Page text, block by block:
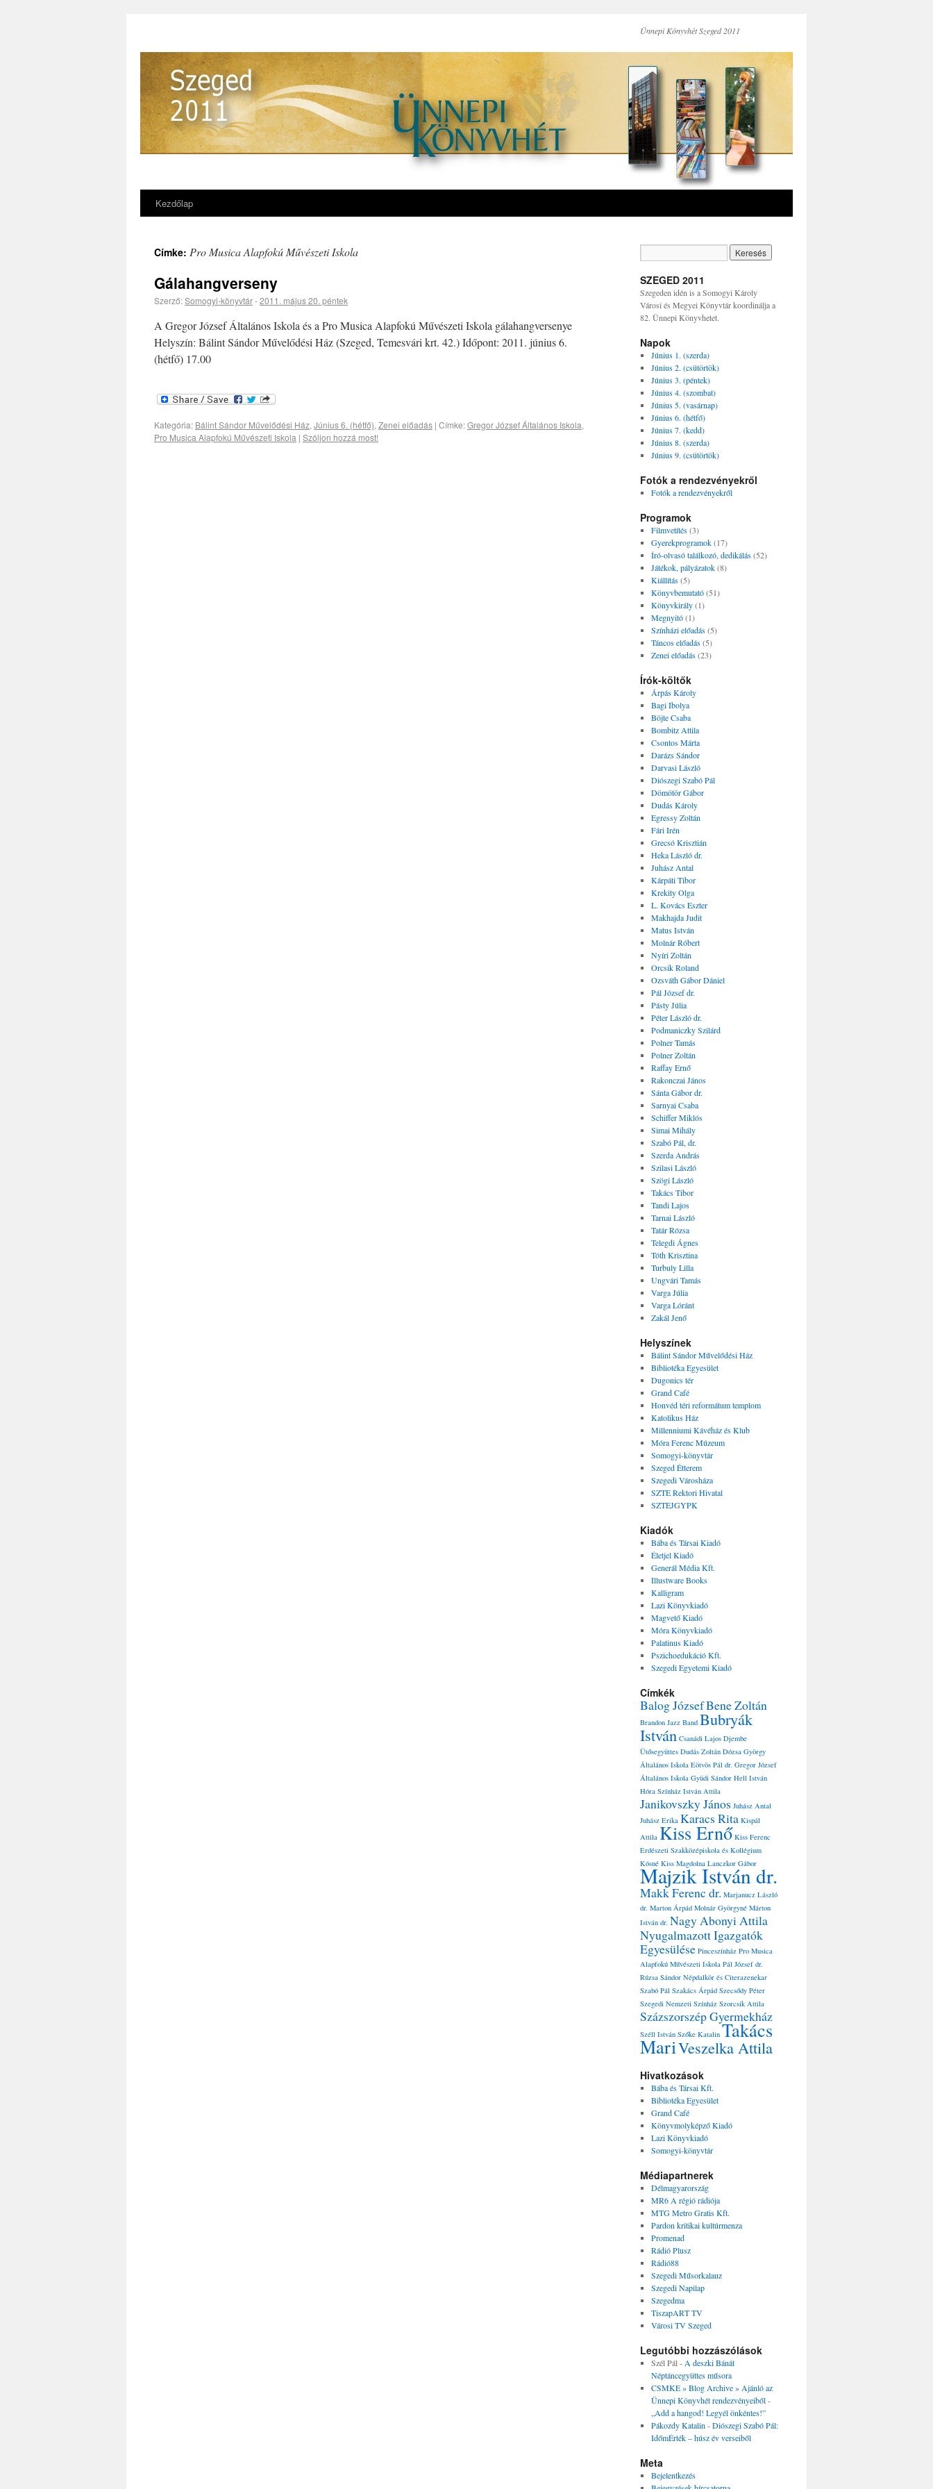
Ünnepi Könyvhét Szeged 2011
Kezdőlap
Címke: Pro Musica Alapfokú Művészeti Iskola
Gálahangverseny
Szerző:Somogyi-könyvtár-2011. május 20. péntek
A Gregor József Általános Iskola és a Pro Musica Alapfokú Művészeti Iskola gálahangversenye
Helyszín: Bálint Sándor Művelődési Ház (Szeged, Temesvári krt. 42.) Időpont: 2011. június 6.
(hétfő) 17.00
Kategória: Bálint Sándor Művelődési Ház,Június 6. (hétfő),Zenei előadás | Címke:Gregor József Általános Iskola,
Pro Musica Alapfokú Művészeti Iskola | Szóljon hozzá most!
SZEGED 2011
Szegeden idén is a Somogyi Károly
Városi és Megyei Könyvtár koordinálja a
82. Ünnepi Könyvhetet.
Napok
Június 1. (szerda)
Június 2. (csütörtök)
Június 3. (péntek)
Június 4. (szombat)
Június 5. (vasárnap)
Június 6. (hétfő)
Június 7. (kedd)
Június 8. (szerda)
Június 9. (csütörtök)
Fotók a rendezvényekről
Fotók a rendezvényekről
Programok
Filmvetítés(3)
Gyerekprogramok(17)
Író-olvasó találkozó, dedikálás(52)
Játékok, pályázatok(8)
Kiállítás(5)
Könyvbemutató(51)
Könyvkirály(1)
Megnyitó(1)
Színházi előadás(5)
Táncos előadás(5)
Zenei előadás(23)
Írók-költők
Árpás Károly
Bagi Ibolya
Böjte Csaba
Bombitz Attila
Csontos Márta
Darázs Sándor
Darvasi László
Diószegi Szabó Pál
Dömötör Gábor
Dudás Károly
Egressy Zoltán
Fári Irén
Grecsó Krisztián
Heka László dr.
Juhász Antal
Kárpáti Tibor
Krekity Olga
L. Kovács Eszter
Makhajda Judit
Matus István
Molnár Róbert
Nyíri Zoltán
Orcsik Roland
Ozsváth Gábor Dániel
Pál József dr.
Pásty Júlia
Péter László dr.
Podmaniczky Szilárd
Polner Tamás
Polner Zoltán
Raffay Ernő
Rakonczai János
Sánta Gábor dr.
Sarnyai Csaba
Schiffer Miklós
Simai Mihály
Szabó Pál, dr.
Szerda András
Szilasi László
Szögi László
Takács Tibor
Tandi Lajos
Tarnai László
Tatár Rózsa
Telegdi Ágnes
Tóth Krisztina
Turbuly Lilla
Ungvári Tamás
Varga Júlia
Varga Lóránt
Zakál Jenő
Helyszínek
Bálint Sándor Művelődési Ház
Bibliotéka Egyesület
Dugonics tér
Grand Café
Honvéd téri reformátum templom
Katolikus Ház
Millenniumi Kávéház és Klub
Móra Ferenc Múzeum
Somogyi-könyvtár
Szeged Étterem
Szegedi Városháza
SZTE Rektori Hivatal
SZTEJGYPK
Kiadók
Bába és Társai Kiadó
Életjel Kiadó
Generál Média Kft.
Illustware Books
Kalligram
Lazi Könyvkiadó
Magvető Kiadó
Móra Könyvkiadó
Palatinus Kiadó
Pszichoedukáció Kft.
Szegedi Egyetemi Kiadó
Címkék
Balog JózsefBene Zoltán
Brandon Jazz Band Bubryák
István Csanádi Lajos Djembe
Ütősegyüttes Dudás Zoltán Dózsa György
Általános Iskola Eötvös Pál dr. Gregor József
Általános Iskola Gyüdi Sándor Hell István
Hóra Színház István Attila
Janikovszky János Juhász Antal
Juhász Erika Karacs Rita Kispál
Attila Kiss Ernő Kiss Ferenc
Erdészeti Szakközépiskola és Kollégium
Kósné Kiss Magdolna Lanczkor Gábor
Majzik István dr.
Makk Ferenc dr. Marjanucz László
dr. Marton Árpád Molnár Györgyné Márton
István dr. Nagy Abonyi Attila
Nyugalmazott Igazgatók
Egyesülése Pinceszínház Pro Musica
Alapfokú Művészeti Iskola Pál József dr.
Rúzsa Sándor Népdalkör és Citerazenekar
Szabó Pál Szakács Árpád Szecsődy Péter
Szegedi Nemzeti Színház Szorcsik Attila
Százszorszép Gyermekház
Széll István Szőke Katalin Takács
MariVeszelka Attila
Hivatkozások
Bába és Társai Kft.
Bibliotéka Egyesület
Grand Café
Könyvmolyképző Kiadó
Lazi Könyvkiadó
Somogyi-könyvtár
Médiapartnerek
Délmagyarország
MR6 A régió rádiója
MTG Metro Gratis Kft.
Pardon kritikai kultúrmenza
Promenad
Rádió Plusz
Rádió88
Szegedi Műsorkalauz
Szegedi Napilap
Szegedma
TiszapART TV
Városi TV Szeged
Legutóbbi hozzászólások
Szél Pál- A deszki Bánát
Néptáncegyüttes műsora
CSMKE » Blog Archive » Ajánló az
Ünnepi Könyvhét rendezvényeiből-
„Add a hangod! Legyél önkéntes!”
Pákozdy Katalin -Diószegi Szabó Pál:
IdőmÉrték – húsz év verseiből
Meta
Bejelentkezés